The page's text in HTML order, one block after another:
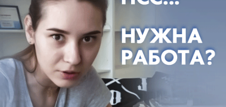
СМИ Блокнот Ставрополь зарегистрировано Федеральной службой по
надзору в сфере связи, информационных технологий и массовых
коммуникаций (Роскомнадзор). Реестровая запись о регистрации СМИ:
Эл № ФС77-76032 от 12 июля 2019 г. (Первоначальное свидетельство
Эл № ФС77-62273 от 03 июля 2015 г.)